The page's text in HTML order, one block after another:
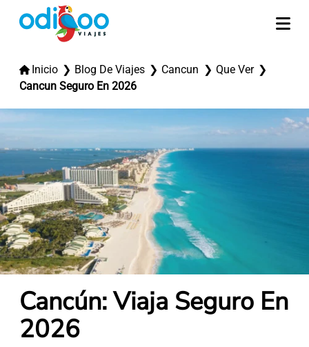
Inicio Blog De Viajes Cancun
Que Ver
Cancun Seguro En 2026
Cancún: Viaja Seguro En
2026